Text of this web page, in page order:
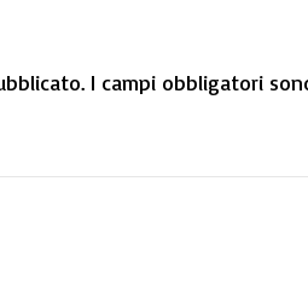
I campi obbligatori